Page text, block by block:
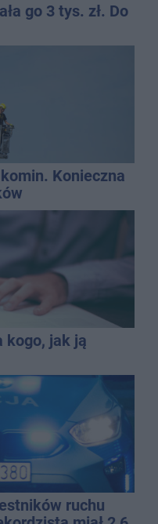
go 3 tys. zł. Do
Konieczna
kogo, jak ją
ruchu